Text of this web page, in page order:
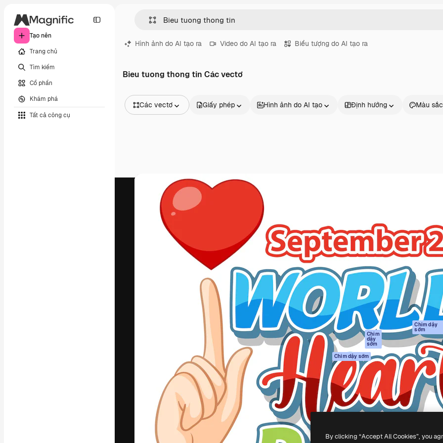
Tạo nên
Trang chủ
Tìm kiếm
Cổ phần
Khám phá
Tất cả công cụ
Hình ảnh do AI tạo ra Video do AI tạo ra Biểu tượng do AI tạo ra
Bieu tuong thong tin Các vectơ
Các vectơ
Video
Đồ họa chuyển động
Mẫu video.
Biểu tượng
Mô hình 3D
Giấy phép Hình ảnh do AI tạo Định hướng Màu sắc
Nền tảng sáng tạo giúp bạn làm chủ những
tác phẩm xuất sắc nhất. Hơn 1 triệu người
đăng ký đến từ các nhà sáng tạo, doanh
nghiệp, agency và studio.
Tiếng Việt
Sản phẩm
Spaces
Trợ Lý AI
Trình tạo hình ảnh
AI
Trình tạo video AI
Máy phát giọng nói
AI
Nội dung kho
MCP dành cho
Claude/ChatGPT
Chim
dậy
sớm
Agents Chim dậy sớm
Giao diện lập trình
ứng dụng (API)
Ứng dụng di động
Tất cả các công cụ
Magnific
Academy
Tài liệu
Hỗ trợ
Điều khoản sử
dụng
Chính sách bảo
mật
gốc
Chim dậy
sớm
Chính sách
Trung tâm tin cậy
Đối tác liên kết
Công ty
By clicking “Accept All Cookies”, you